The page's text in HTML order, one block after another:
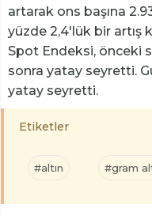
artarak ons ​​başına
yüzde 2,4'lük bir
Spot Endeksi, önceki
sonra yatay seyretti.
yatay seyretti.
Etiketler
#altın #gram